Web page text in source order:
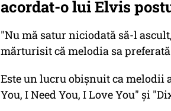
acordat-o lui Elvis
"Nu mă satur niciodată să-l
mărturisit că melodia sa
Este un lucru obişnuit ca melodii
You, I Need You, I Love You" şi